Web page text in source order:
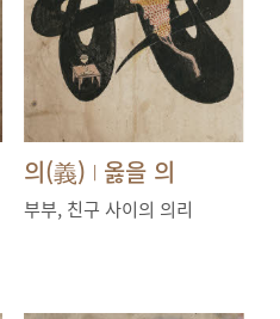
의(義) | 옳을 의
부부, 친구 사이의 의리